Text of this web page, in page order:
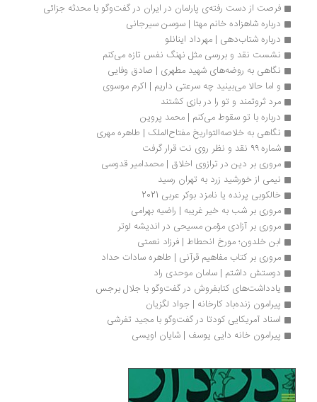
فرصت از دست رفته‌ی پارلمان در ایران در گفت‌وگو با محدثه جزائی
درباره شاهزاده خانم مهتا | سوسن سیرجانی
درباره شتاب‌دهی | مهرداد اینانلو
نشست نقد و بررسی مثل نهنگ نفس تازه می‌کنم‌
نگاهی به روضه‌های شهید مطهری | صادق وفایی
و اما حالا می‌بینید چه سرعتی داریم | اکرم موسوی
مرد ثروتمند و تو را ‌در ‌بازی کشتند
درباره با تو سقوط می‌کنم | محمد پروین
نگاهی به خلاصه‌التواریخ مفتاح‌الملک | طاهره مهری
شماره ۹۹ نقد و نظر روی نت قرار گرفت
مروری بر دین در ترازوی اخلاق | محمدامیر قدوسی
نیمی از خورشید زرد به تهران رسید
خالکوبی پرنده یا نامزد بوکر عربی 2021
مروری بر شب به خیر غریبه | راضیه بهرامی
مروری بر آزادی مؤمن مسیحی در اندیشه لوتر
ابن خلدون؛ مورخ انحطاط | فرزاد نعمتی
مروری بر کتاب مفاهیم قرآنی | طاهره سادات حداد
دوستش داشتم | سامان موحدی راد
یادداشت‌های کتابفروش در گفت‌و‌گو با جلال برجس
پیرامون زنده‌باد کارخانه | جواد لگزیان
اسناد آمریکایی کودتا در گفت‌وگو با مجید تفرشی
پیرامون خانه دایی یوسف | شایان اویسی